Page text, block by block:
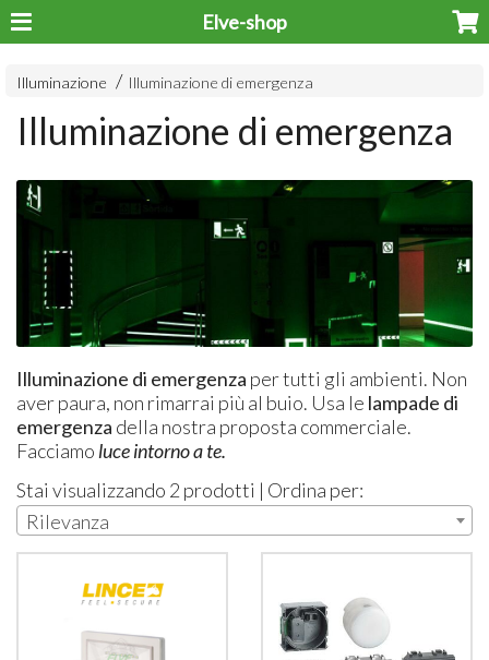
Elve-shop
Illuminazione Illuminazione di emergenza
Illuminazione di emergenza
Illuminazione di emergenza per tutti gli ambienti. Non
aver paura, non rimarrai più al buio. Usa le lampade di
emergenza della nostra proposta commerciale.
Facciamo luce intorno a te.
Stai visualizzando 2 prodotti | Ordina per:
Rilevanza